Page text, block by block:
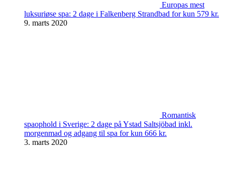
Europas mest
luksuriøse spa: 2 dage i Falkenberg Strandbad for kun 579 kr.
9. marts 2020
Romantisk
spaophold i Sverige: 2 dage på Ystad Saltsjöbad inkl.
morgenmad og adgang til spa for kun 666 kr.
3. marts 2020